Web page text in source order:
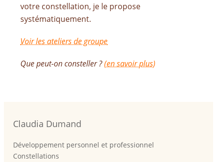
votre constellation, je le propose
systématiquement.
Voir les ateliers de groupe
Que peut-on consteller ?(en savoir plus)
Claudia Dumand
Développement personnel et professionnel
Constellations